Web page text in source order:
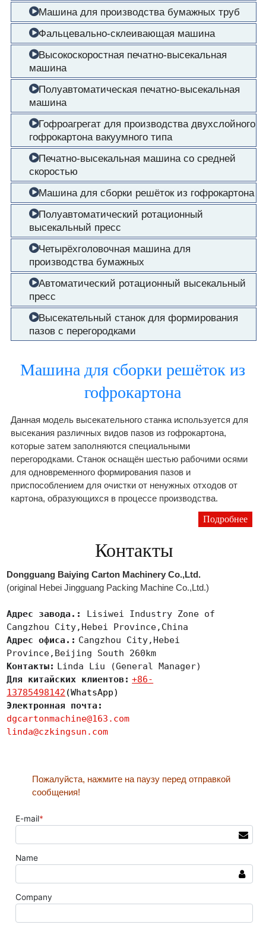
Машина для производства бумажных труб
Фальцевально-склеивающая машина
Высокоскоростная печатно-высекальная
машина
Полуавтоматическая печатно-высекальная
машина
Гофроагрегат для производства двухслойного
гофрокартона вакуумного типа
Печатно-высекальная машина со средней
скоростью
Машина для сборки решёток из гофрокартона
Полуавтоматический ротационный
высекальный пресс
Четырёхголовочная машина для
производства бумажных
Автоматический ротационный высекальный
пресс
Высекательный станок для формирования
пазов с перегородками
Машина для сборки решёток из
гофрокартона
Данная модель высекательного станка используется для
высекания различных видов пазов из гофрокартона,
которые затем заполняются специальными
перегородками. Станок оснащён шестью рабочими осями
для одновременного формирования пазов и
приспособлением для очистки от ненужных отходов от
картона, образующихся в процессе производства.
Подробнее
Контакты
Dongguang Baiying Carton Machinery Co.,Ltd.
(original Hebei Jingguang Packing Machine Co.,Ltd.)
Адрес завода.:
Lisiwei Industry Zone of
Cangzhou City,Hebei Province,China
Адрес офиса.: Cangzhou City,Hebei
Province,Beijing South 260km
Контакты: Linda Liu (General Manager)
Для китайских клиентов: +86-
13785498142 (WhatsApp)
Электронная почта:
dgcartonmachine@163.com
linda@czkingsun.com
Пожалуйста, нажмите на паузу перед отправкой
сообщения!